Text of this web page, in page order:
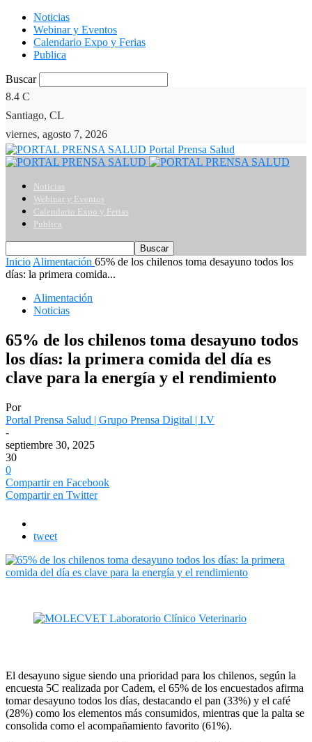
Noticias
Webinar y Eventos
Calendario Expo y Ferias
Publica
Buscar
8.4 C
Santiago, CL
viernes, agosto 7, 2026
Portal Prensa Salud
Noticias
Webinar y Eventos
Calendario Expo y Ferias
Publica
Inicio Alimentación 65% de los chilenos toma desayuno todos los
días: la primera comida...
Alimentación
Noticias
65% de los chilenos toma desayuno todos
los días: la primera comida del día es
clave para la energía y el rendimiento
Por
Portal Prensa Salud | Grupo Prensa Digital | I.V
-
septiembre 30, 2025
30
0
Compartir en Facebook
Compartir en Twitter
tweet
El desayuno sigue siendo una prioridad para los chilenos, según la
encuesta 5C realizada por Cadem, el 65% de los encuestados afirma
tomar desayuno todos los días, destacando el pan (33%) y el café
(28%) como los elementos más consumidos, mientras que la palta se
consolida como el acompañamiento favorito (61%).